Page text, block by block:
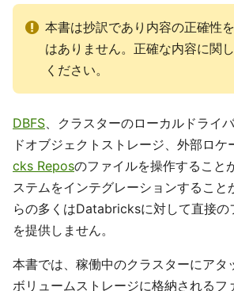
本書は抄訳であり内容の正確性
はありません。正確な内容に関
ください。
DBFS、クラスターのローカルドライ
ドオブジェクトストレージ、外部ロケ
cks Reposのファイルを操作すること
ステムをインテグレーションすること
らの多くはDatabricksに対して直接の
を提供しません。
本書では、稼働中のクラスターにアタ
ボリュームストレージに格納されるフ